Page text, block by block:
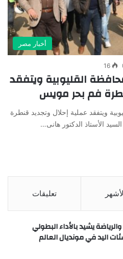
أخبار مصر
16
القليوبية ويتفقد
فم بحر مويس
ويتفقد عملية إحلال وتجديد قنطرة
الأستاذ الدكتور هانى…
تعليقات
يشيد بالأداء البطولي
اليد في مونديال العالم